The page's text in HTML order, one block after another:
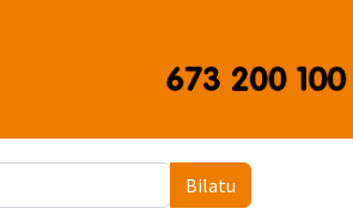
Bilatu